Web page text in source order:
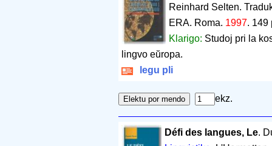
Reinhard Selten.
ERA. Roma. 1997. 149
Klarigo: Studoj pri la
lingvo eŭropa.
legu pli
ekz.
Défi des langues, Le.